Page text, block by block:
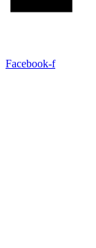
Facebook-f